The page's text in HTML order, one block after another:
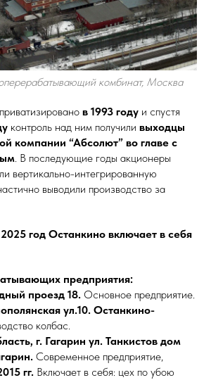
комбинат, Москва
в 1993 году и спустя
контроль над ним получили выходцы
компании “Абсолют” во главе с
. В последующие годы акционеры
вертикально-интегрированную
выводили производство за
год Останкино включает в себя
предприятия:
проезд 18. Основное предприятие.
ул.10. Останкино-
колбас.
г. Гагарин ул. Танкистов дом
Современное предприятие,
гг. Включает в себя: цех по убою